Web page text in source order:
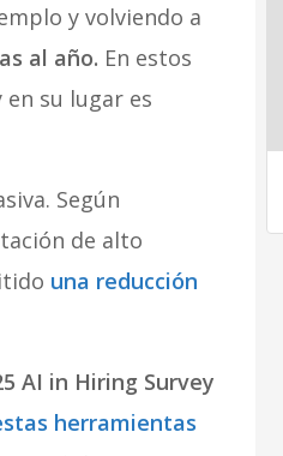
y volviendo a
al año. En estos
su lugar es
Según
de alto
una reducción
AI in Hiring Survey
herramientas